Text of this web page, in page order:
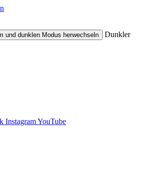
und dunklen Modus herwechseln
Dunkler
InstagramYouTube